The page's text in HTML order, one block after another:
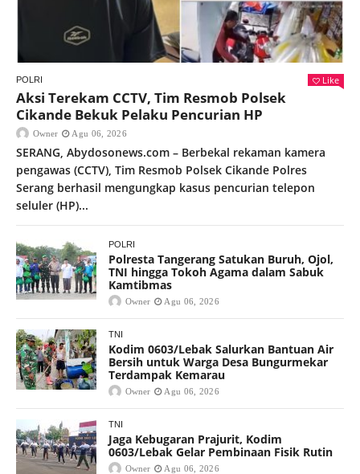
POLRI Like
Aksi Terekam CCTV, Tim Resmob Polsek
Cikande Bekuk Pelaku Pencurian HP
Owner Agu 06, 2026
SERANG, Abydosonews.com – Berbekal rekaman kamera
pengawas (CCTV), Tim Resmob Polsek Cikande Polres
Serang berhasil mengungkap kasus pencurian telepon
seluler (HP)...
POLRI
Polresta Tangerang Satukan Buruh, Ojol,
TNI hingga Tokoh Agama dalam Sabuk
Kamtibmas
Owner Agu 06, 2026
TNI
Kodim 0603/Lebak Salurkan Bantuan Air
Bersih untuk Warga Desa Bungurmekar
Terdampak Kemarau
Owner Agu 06, 2026
TNI
Jaga Kebugaran Prajurit, Kodim
0603/Lebak Gelar Pembinaan Fisik Rutin
Owner Agu 06, 2026